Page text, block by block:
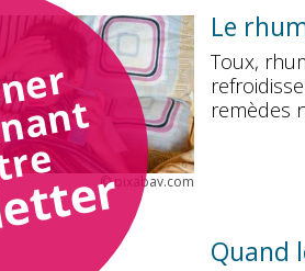
Le
©pixabay.com
Toux,
remèdes
Quand